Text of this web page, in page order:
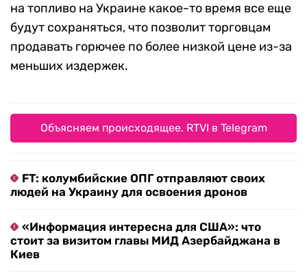
на топливо на Украине какое-то время все еще
будут сохраняться, что позволит торговцам
продавать горючее по более низкой цене из-за
меньших издержек.
Объясняем происходящее. RTVI в Telegram
FT: колумбийские ОПГ отправляют своих
людей на Украину для освоения дронов
«Информация интересна для США»: что
стоит за визитом главы МИД Азербайджана в
Киев